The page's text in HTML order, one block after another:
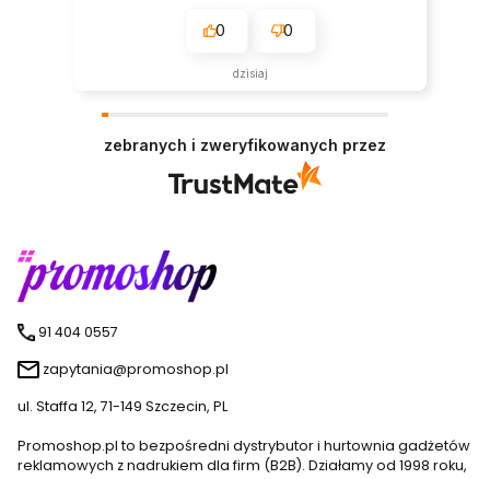
0 0
dzisiaj
zebranych i zweryfikowanych przez
91 404 0557
zapytania@promoshop.pl
ul. Staffa 12, 71-149 Szczecin, PL
Promoshop.pl to bezpośredni dystrybutor i hurtownia gadżetów
reklamowych z nadrukiem dla firm (B2B). Działamy od 1998 roku,